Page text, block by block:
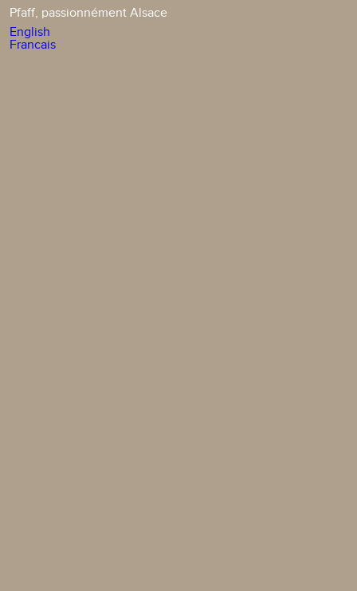
Pfaff, passionnément Alsace
English
Francais